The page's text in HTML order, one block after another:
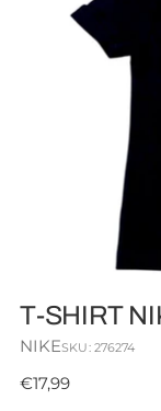
T-SHIRT
NIKESKU: 276274
Prezzo
€17,99